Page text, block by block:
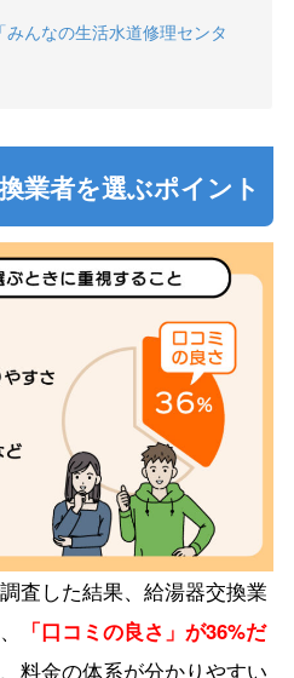
んなの生活水道修理センタ
業者を選ぶポイント
査した結果、給湯器交換業
「口コミの良さ」が36%だ
料金の体系が分かりやすい